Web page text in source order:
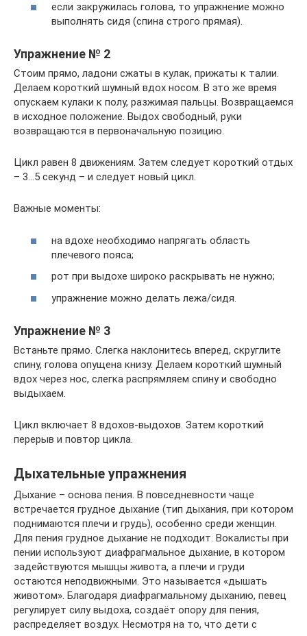
если закружилась голова, то упражнение можно
выполнять сидя (спина строго прямая).
Упражнение № 2
Стоим прямо, ладони сжаты в кулак, прижаты к талии.
Делаем короткий шумный вдох носом. В это же время
опускаем кулаки к полу, разжимая пальцы. Возвращаемся
в исходное положение. Выдох свободный, руки
возвращаются в первоначальную позицию.
Цикл равен 8 движениям. Затем следует короткий отдых
– 3…5 секунд – и следует новый цикл.
Важные моменты:
на вдохе необходимо напрягать область
плечевого пояса;
рот при выдохе широко раскрывать не нужно;
упражнение можно делать лежа/сидя.
Упражнение № 3
Встаньте прямо. Слегка наклонитесь вперед, скруглите
спину, голова опущена книзу. Делаем короткий шумный
вдох через нос, слегка распрямляем спину и свободно
выдыхаем.
Цикл включает 8 вдохов-выдохов. Затем короткий
перерыв и повтор цикла.
Дыхательные упражнения
Дыхание – основа пения. В повседневности чаще
встречается грудное дыхание (тип дыхания, при котором
поднимаются плечи и грудь), особенно среди женщин.
Для пения грудное дыхание не подходит. Вокалисты при
пении используют диафрагмальное дыхание, в котором
задействуются мышцы живота, а плечи и груди
остаются неподвижными. Это называется «дышать
животом». Благодаря диафрагмальному дыханию, певец
регулирует силу выдоха, создаёт опору для пения,
распределяет воздух. Несмотря на то, что дети с